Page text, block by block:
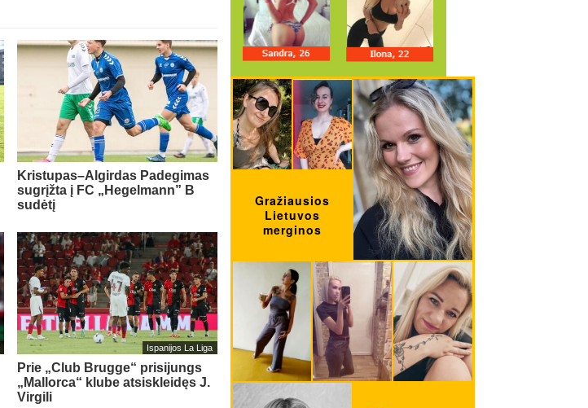
Kristupas–Algirdas Padegimas
sugrįžta į FC „Hegelmann” B
sudėtį
Ispanijos La Liga
Prie „Club Brugge“ prisijungs
„Mallorca“ klube atsiskleidęs J.
Virgili